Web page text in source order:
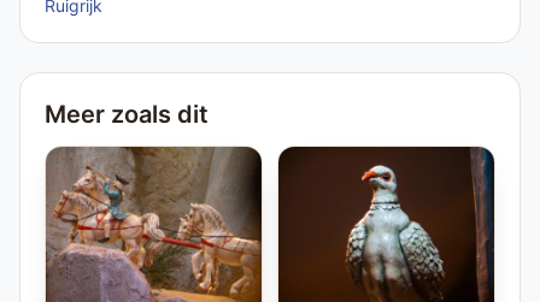
Ruigrijk
Meer zoals dit